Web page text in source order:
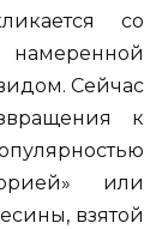
со
намеренной
Сейчас
к
или
взятой